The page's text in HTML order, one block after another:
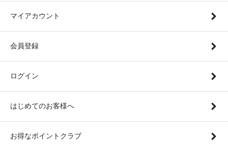
マイアカウント
会員登録
ログイン
はじめてのお客様へ
お得なポイントクラブ